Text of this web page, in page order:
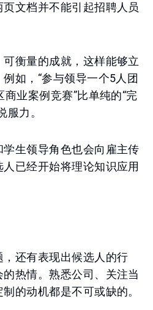
文档并不能引起招聘人员
衡量的成就，这样能够立
如，“参与领导一个5人团
业案例竞赛”比单纯的“完
服力。
生领导角色也会向雇主传
已经开始将理论知识应用
还有表现出候选人的行
热情。熟悉公司、关注当
的动机都是不可或缺的。